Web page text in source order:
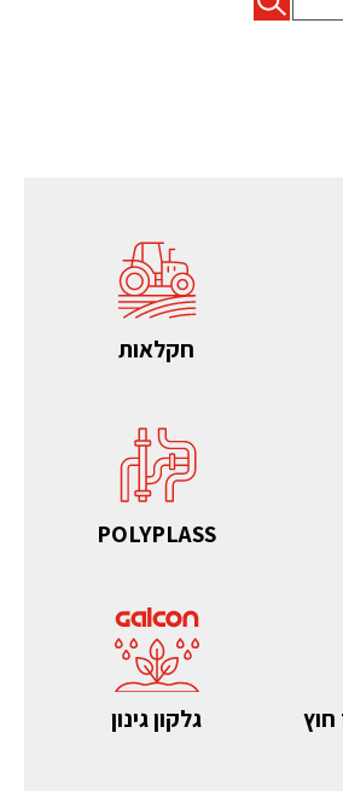
חקלאות
POLYPLASS
חוץ גלקון גינון